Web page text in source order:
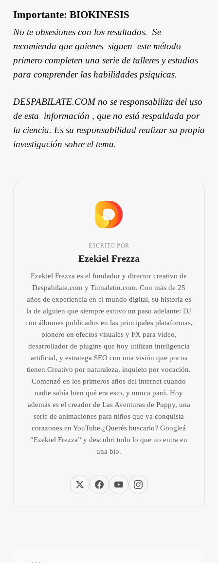
Importante: BIOKINESIS
No te obsesiones con los resultados. Se
recomienda que quienes siguen este método
primero completen una serie de talleres y estudios
para comprender las habilidades psíquicas.
DESPABILATE.COM no se responsabiliza del uso
de esta información , que no está respaldada por
la ciencia. Es su responsabilidad realizar su propia
investigación sobre el tema.
ESCRITO POR
Ezekiel Frezza
Ezekiel Frezza es el fundador y director creativo de
Despabilate.com y Tumaletin.com. Con más de 25
años de experiencia en el mundo digital, su historia es
la de alguien que siempre estuvo un paso adelante: DJ
con álbumes publicados en las principales plataformas,
pionero en efectos visuales y FX para video,
desarrollador de plugins que hoy utilizan inteligencia
artificial, y estratega SEO con una visión que pocos
tienen.Creativo por naturaleza, inquieto por vocación.
Comenzó en los primeros años del internet cuando
nadie sabía bien qué era esto, y nunca paró. Hoy
además es el creador de Las Aventuras de Puppy, una
serie de animaciones para niños que ya conquista
corazones en YouTube.¿Querés buscarlo? Googleá
“Ezekiel Frezza” y descubrí todo lo que no entra en
una bio.